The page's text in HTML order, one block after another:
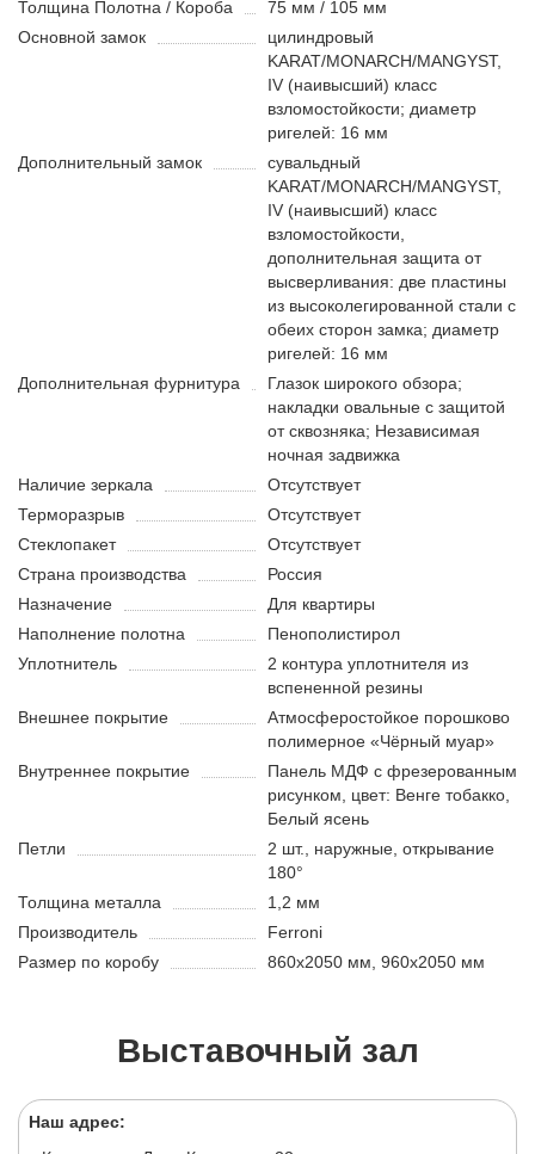
Толщина Полотна / Короба
75 мм / 105 мм
Основной замок
цилиндровый
KARAT/MONARCH/MANGYST,
IV (наивысший) класс
взломостойкости; диаметр
ригелей: 16 мм
Дополнительный замок
сувальдный
KARAT/MONARCH/MANGYST,
IV (наивысший) класс
взломостойкости,
дополнительная защита от
высверливания: две пластины
из высоколегированной стали с
обеих сторон замка; диаметр
ригелей: 16 мм
Дополнительная фурнитура
Глазок широкого обзора;
накладки овальные с защитой
от сквозняка; Независимая
ночная задвижка
Наличие зеркала
Отсутствует
Терморазрыв
Отсутствует
Стеклопакет
Отсутствует
Страна производства
Россия
Назначение
Для квартиры
Наполнение полотна
Пенополистирол
Уплотнитель
2 контура уплотнителя из
вспененной резины
Внешнее покрытие
Атмосферостойкое порошково
полимерное «Чёрный муар»
Внутреннее покрытие
Панель МДФ с фрезерованным
рисунком, цвет: Венге тобакко,
Белый ясень
Петли
2 шт., наружные, открывание
180°
Толщина металла
1,2 мм
Производитель
Ferroni
Размер по коробу
860х2050 мм, 960х2050 мм
Выставочный зал
Наш адрес: